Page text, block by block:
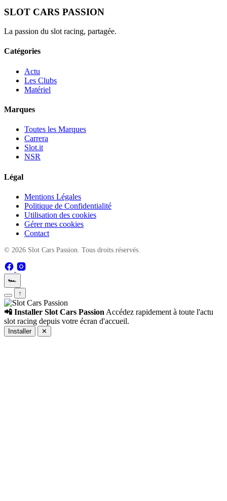
SLOT CARS PASSION
La passion du slot racing, partagée.
Catégories
Actu
Les Clubs
Matériel
Marques
Toutes les Marques
Carrera
Slot.it
NSR
Légal
Mentions Légales
Politique de Confidentialité
Utilisation des cookies
Gérer mes cookies
Contact
© 2026 Slot Cars Passion. Tous droits réservés.
🏎️
↑
📲 Installer Slot Cars Passion Accédez rapidement à toute l'actu
slot racing depuis votre écran d'accueil.
Installer ✕